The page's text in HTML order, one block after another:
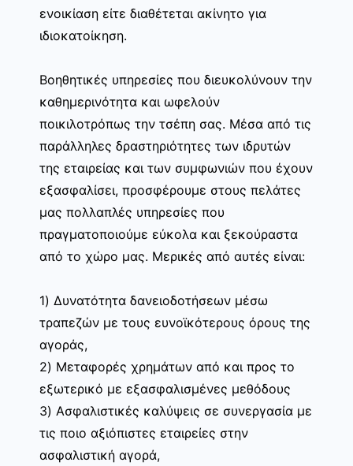
ενοικίαση είτε διαθέτεται ακίνητο για
ιδιοκατοίκηση.
Βοηθητικές υπηρεσίες που διευκολύνουν την
καθημερινότητα και ωφελούν
ποικιλοτρόπως την τσέπη σας. Μέσα από τις
παράλληλες δραστηριότητες των ιδρυτών
της εταιρείας και των συμφωνιών που έχουν
εξασφαλίσει, προσφέρουμε στους πελάτες
μας πολλαπλές υπηρεσίες που
πραγματοποιούμε εύκολα και ξεκούραστα
από το χώρο μας. Μερικές από αυτές είναι:
1) Δυνατότητα δανειοδοτήσεων μέσω
τραπεζών με τους ευνοϊκότερους όρους της
αγοράς,
2) Μεταφορές χρημάτων από και προς το
εξωτερικό με εξασφαλισμένες μεθόδους
3) Ασφαλιστικές καλύψεις σε συνεργασία με
τις ποιο αξιόπιστες εταιρείες στην
ασφαλιστική αγορά,